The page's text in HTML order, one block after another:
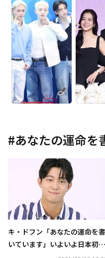
#あなたの運命を
キ・ドフン「あなたの運命を書
いています」いよいよ日本初放